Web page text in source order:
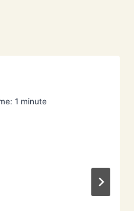
1 minute